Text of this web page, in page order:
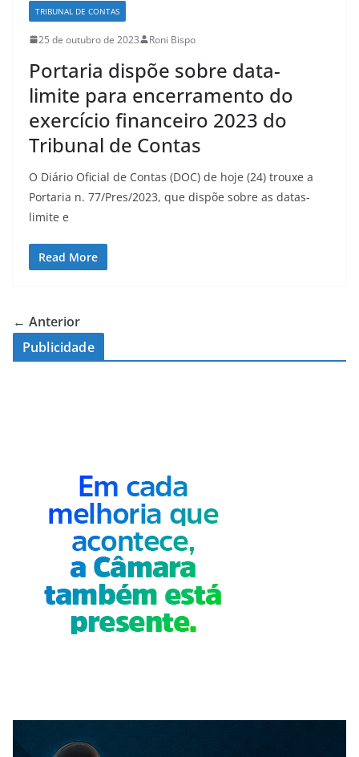
TRIBUNAL DE CONTAS
25 de outubro de 2023 Roni Bispo
Portaria dispõe sobre data-
limite para encerramento do
exercício financeiro 2023 do
Tribunal de Contas
O Diário Oficial de Contas (DOC) de hoje (24) trouxe a
Portaria n. 77/Pres/2023, que dispõe sobre as datas-
limite e
Read More
← Anterior
Publicidade